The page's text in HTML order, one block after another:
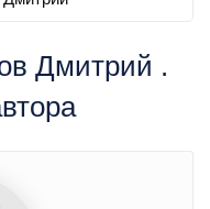
Дмитрий .